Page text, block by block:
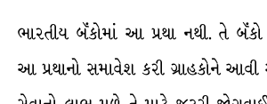
ભારતીય બૅંકોમાં આ પ્રથા નથી. તે
આ પ્રથાનો સમાવેશ કરી ગ્રાહકોને